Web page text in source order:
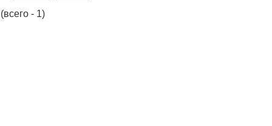
(всего - 1)